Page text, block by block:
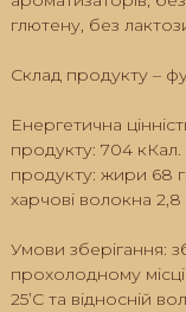
глютену, без
Склад продукту –
Енергетична
продукту: 704 кКал.
продукту: жири 68 г,
харчові волокна 2,8
Умови зберігання:
прохолодному
25’C та відносній